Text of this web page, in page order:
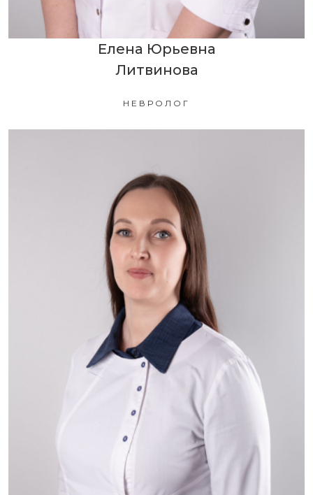
Елена Юрьевна
Литвинова
НЕВРОЛОГ